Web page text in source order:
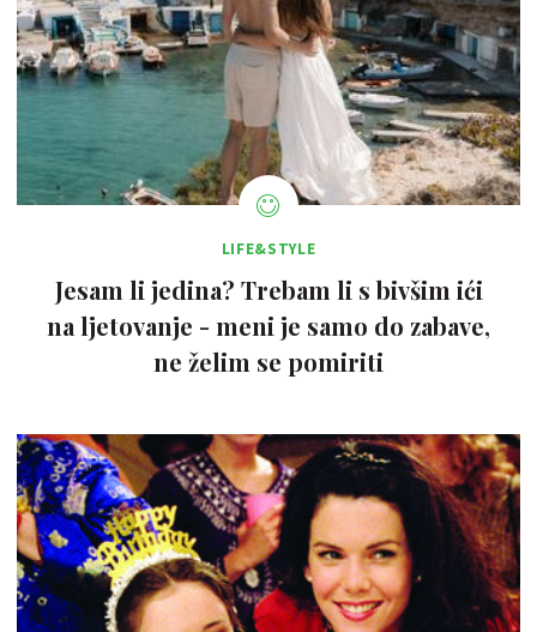
LIFE&STYLE
Jesam li jedina? Trebam li s bivšim ići
na ljetovanje - meni je samo do zabave,
ne želim se pomiriti